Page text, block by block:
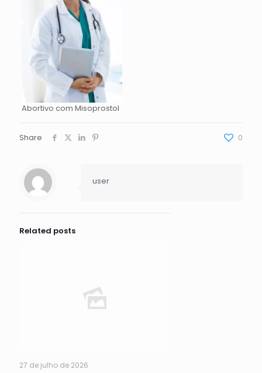
Abortivo com Misoprostol
Share 0
user
Related posts
27 de julho de 2026